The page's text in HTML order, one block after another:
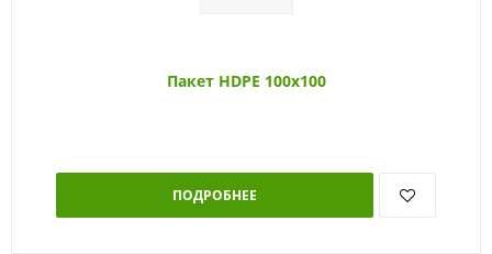
Пакет HDPE 100х100
ПОДРОБНЕЕ